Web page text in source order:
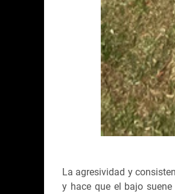
La agresividad y
y hace que el bajo